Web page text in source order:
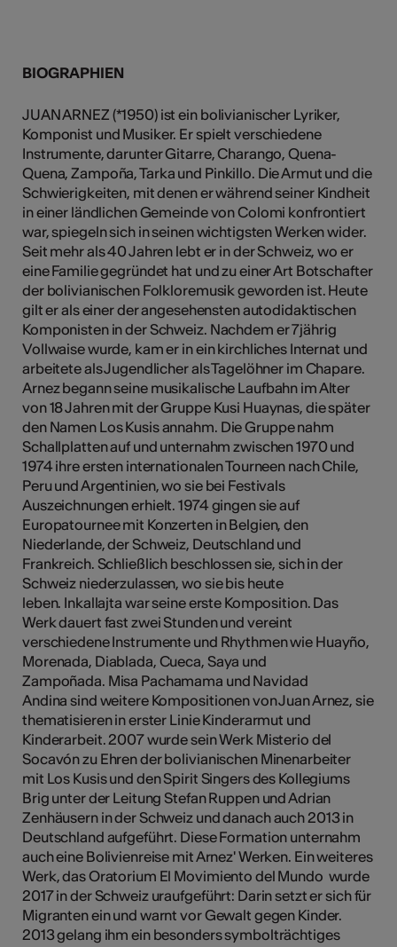
BIOGRAPHIEN
JUAN ARNEZ (*1950) ist ein bolivianischer Lyriker,
Komponist und Musiker. Er spielt verschiedene
Instrumente, darunter Gitarre, Charango, Quena-
Quena, Zampoña, Tarka und Pinkillo. Die Armut und die
Schwierigkeiten, mit denen er während seiner Kindheit
in einer ländlichen Gemeinde von Colomi konfrontiert
war, spiegeln sich in seinen wichtigsten Werken wider.
Seit mehr als 40 Jahren lebt er in der Schweiz, wo er
eine Familie gegründet hat und zu einer Art Botschafter
der bolivianischen Folkloremusik geworden ist. Heute
gilt er als einer der angesehensten autodidaktischen
Komponisten in der Schweiz. Nachdem er 7jährig
Vollwaise wurde, kam er in ein kirchliches Internat und
arbeitete als Jugendlicher als Tagelöhner im Chapare.
Arnez begann seine musikalische Laufbahn im Alter
von 18 Jahren mit der Gruppe Kusi Huaynas, die später
den Namen Los Kusis annahm. Die Gruppe nahm
Schallplatten auf und unternahm zwischen 1970 und
1974 ihre ersten internationalen Tourneen nach Chile,
Peru und Argentinien, wo sie bei Festivals
Auszeichnungen erhielt. 1974 gingen sie auf
Europatournee mit Konzerten in Belgien, den
Niederlande, der Schweiz, Deutschland und
Frankreich. Schließlich beschlossen sie, sich in der
Schweiz niederzulassen, wo sie bis heute
leben. Inkallajta war seine erste Komposition. Das
Werk dauert fast zwei Stunden und vereint
verschiedene Instrumente und Rhythmen wie Huayño,
Morenada, Diablada, Cueca, Saya und
Zampoñada. Misa Pachamama und Navidad
Andina sind weitere Kompositionen von Juan Arnez, sie
thematisieren in erster Linie Kinderarmut und
Kinderarbeit. 2007 wurde sein Werk Misterio del
Socavón zu Ehren der bolivianischen Minenarbeiter
mit Los Kusis und den Spirit Singers des Kollegiums
Brig unter der Leitung Stefan Ruppen und Adrian
Zenhäusern in der Schweiz und danach auch 2013 in
Deutschland aufgeführt. Diese Formation unternahm
auch eine Bolivienreise mit Arnez' Werken. Ein weiteres
Werk, das Oratorium El Movimiento del Mundo wurde
2017 in der Schweiz uraufgeführt: Darin setzt er sich für
Migranten ein und warnt vor Gewalt gegen Kinder.
2013 gelang ihm ein besonders symbolträchtiges